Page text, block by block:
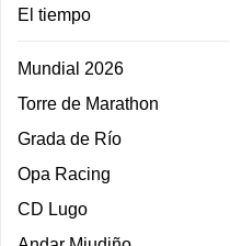
El tiempo
Mundial 2026
Torre de Marathon
Grada de Río
Opa Racing
CD Lugo